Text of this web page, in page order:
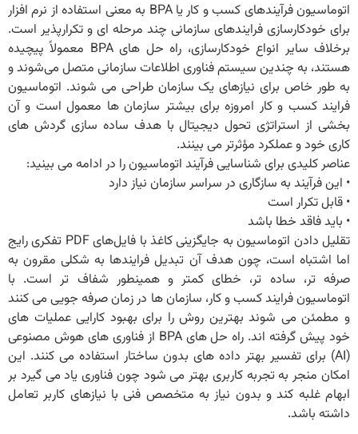
اتوماسیون فرآیندهای کسب و کار یا BPA به معنی استفاده از نرم افزار
برای خودکارسازی فرایندهای سازمانی چند مرحله ای و تکرارپذیر است.
برخلاف سایر انواع خودکارسازی، راه ‌حل ‌های BPA معمولاً پیچیده
هستند، به چندین سیستم فناوری اطلاعات سازمانی متصل می‌شوند و
به طور خاص برای نیازهای یک سازمان طراحی می ‌شوند. اتوماسیون
فرایند کسب و کار امروزه برای بیشتر سازمان‌ ها معمول است و آن
بخشی از استراتژی تحول دیجیتال با هدف ساده ‌سازی گردش ‌های
کاری خود و عملکرد مؤثرتر می بینند.
عناصر کلیدی برای شناسایی فرآیند اتوماسیون را در ادامه می بینید:
• این فرآیند به سازگاری در سراسر سازمان نیاز دارد
• قابل تکرار است
• باید فاقد خطا باشد
تقلیل دادن اتوماسیون به جایگزینی کاغذ با فایل‌های PDF تفکری رایج
اما اشتباه است، چون هدف آن تبدیل فرایندها به شکلی مقرون به
صرفه ‌تر، ساده ‌تر، خطای کمتر و همینطور شفاف‌ تر است. با
اتوماسیون فرایند کسب و کار، سازمان ها در زمان صرفه جویی می کنند
و مطمئن می شوند بهترین روش را برای بهبود کارایی عملیات های
خود پیش گرفته اند. راه حل های BPA از فناوری های هوش مصنوعی
(AI) برای تفسیر بهتر داده های بدون ساختار استفاده می کنند. این
امکان منجر به تجربه کاربری بهتر می‌ شود چون فناوری یاد می ‌گیرد بر
ابهام غلبه کند و بدون نیاز به متخصص فنی با نیازهای کاربر تعامل
داشته باشد.